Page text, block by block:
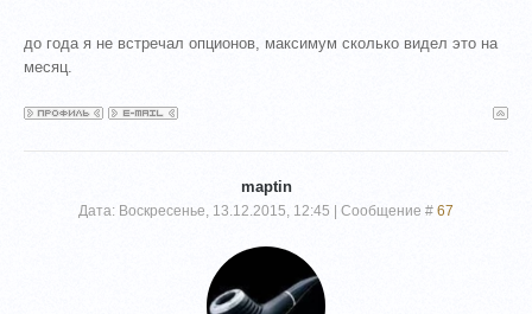
до года я не встречал опционов, максимум сколько видел это на
месяц.
maptin
Дата: Воскресенье, 13.12.2015, 12:45 | Сообщение # 67